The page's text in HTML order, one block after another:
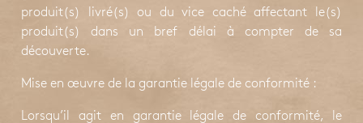
produit(s) livré(s) ou du vice caché affectant le(s)
produit(s) dans un bref délai à compter de sa
découverte.
Mise en œuvre de la garantie légale de conformité :
Lorsqu’il agit en garantie légale de conformité, le